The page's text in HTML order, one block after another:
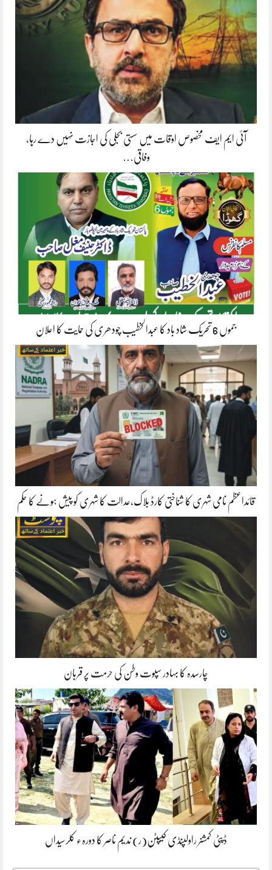
آئی ایم ایف مخصوص اوقات میں سستی بجلی کی اجازت نہیں دے رہا،
وفاقی…
جموں 6 تحریک شاد باد کا عبدالخطیب چودھری کی حمایت کا اعلان
قائداعظم نامی شہری کا شناختی کارڈ بلاک،عدالت کا شہری کو پیش ہونے کا حکم
چارسدہ کا بہادر سپوت وطن کی حرمت پر قربان
ڈپٹی کمشنر راولپنڈی کیپٹن(ر) ندیم ناصر کا دورہء کلرسیداں